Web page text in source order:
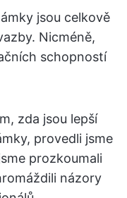
jsou celkově
Nicméně,
schopností
zda jsou lepší
provedli jsme
prozkoumali
názory